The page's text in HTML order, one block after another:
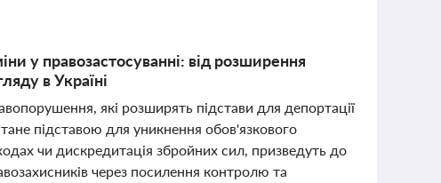
у правозастосуванні: від розширення
в Україні
які розширять підстави для депортації
підставою для уникнення обов'язкового
чи дискредитація збройних сил, призведуть до
через посилення контролю та